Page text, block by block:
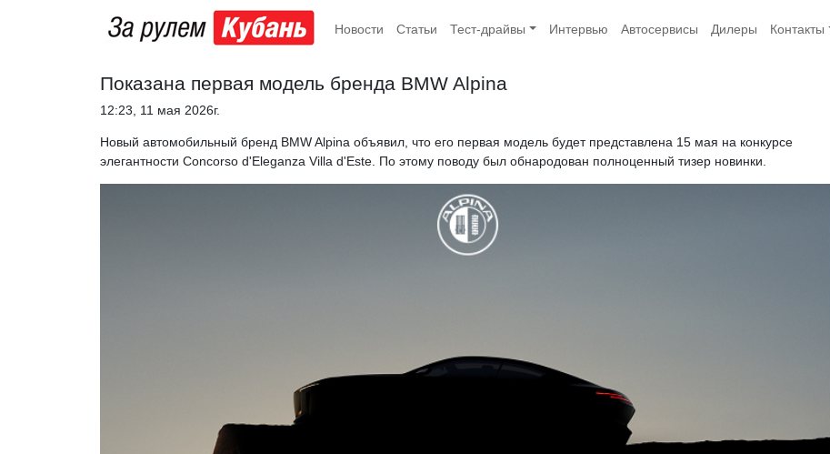
Новости Статьи Тест-драйвы Интервью Автосервисы Дилеры Контакты
Показана первая модель бренда BMW Alpina
12:23, 11 мая 2026г.
Новый автомобильный бренд BMW Alpina объявил, что его первая модель будет представлена 15 мая на конкурсе
элегантности Concorso d'Eleganza Villa d'Este. По этому поводу был обнародован полноценный тизер новинки.